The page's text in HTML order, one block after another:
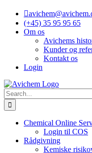
Skip
content
(+45) 35 95 95 65
Om os
Avichems
Kunder og
Kontakt os
Login
Search
for:
Chemical Online
Login til COS
Rådgivning
Kemiske